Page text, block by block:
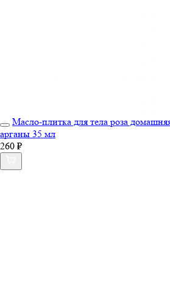
Масло-плитка для тела роза
арганы 35 мл
260 ₽